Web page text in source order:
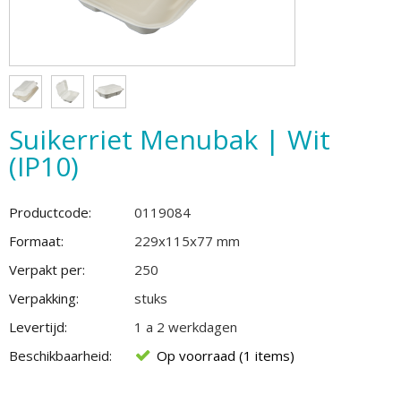
Suikerriet Menubak | Wit
(IP10)
Productcode:
0119084
Formaat:
229x115x77 mm
Verpakt per:
250
Verpakking:
stuks
Levertijd:
1 a 2 werkdagen
Beschikbaarheid:
Op voorraad (1 items)